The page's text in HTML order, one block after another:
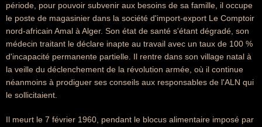
période, pour pouvoir subvenir aux besoins de sa famille, il occupe
le poste de magasinier dans la société d'import-export Le Comptoir
nord-africain Amal à Alger. Son état de santé s'étant dégradé, son
médecin traitant le déclare inapte au travail avec un taux de 100 %
d'incapacité permanente partielle. Il rentre dans son village natal à
la veille du déclenchement de la révolution armée, où il continue
néanmoins à prodiguer ses conseils aux responsables de l'ALN qui
le sollicitaient.
Il meurt le 7 février 1960, pendant le blocus alimentaire imposé par